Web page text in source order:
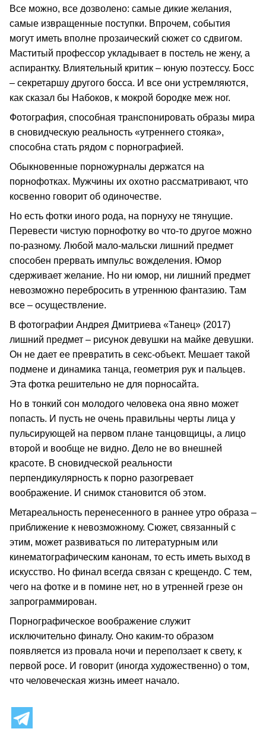
Все можно, все дозволено: самые дикие желания,
самые извращенные поступки. Впрочем, события
могут иметь вполне прозаический сюжет со сдвигом.
Маститый профессор укладывает в постель не жену, а
аспирантку. Влиятельный критик – юную поэтессу. Босс
– секретаршу другого босса. И все они устремляются,
как сказал бы Набоков, к мокрой бородке меж ног.
Фотография, способная транспонировать образы мира
в сновидческую реальность «утреннего стояка»,
способна стать рядом с порнографией.
Обыкновенные порножурналы держатся на
порнофотках. Мужчины их охотно рассматривают, что
косвенно говорит об одиночестве.
Но есть фотки иного рода, на порнуху не тянущие.
Перевести чистую порнофотку во что-то другое можно
по-разному. Любой мало-мальски лишний предмет
способен прервать импульс вожделения. Юмор
сдерживает желание. Но ни юмор, ни лишний предмет
невозможно перебросить в утреннюю фантазию. Там
все – осуществление.
В фотографии Андрея Дмитриева «Танец» (2017)
лишний предмет – рисунок девушки на майке девушки.
Он не дает ее превратить в секс-объект. Мешает такой
подмене и динамика танца, геометрия рук и пальцев.
Эта фотка решительно не для порносайта.
Но в тонкий сон молодого человека она явно может
попасть. И пусть не очень правильны черты лица у
пульсирующей на первом плане танцовщицы, а лицо
второй и вообще не видно. Дело не во внешней
красоте. В сновидческой реальности
перпендикулярность к порно разогревает
воображение. И снимок становится об этом.
Метареальность перенесенного в раннее утро образа –
приближение к невозможному. Сюжет, связанный с
этим, может развиваться по литературным или
кинематографическим канонам, то есть иметь выход в
искусство. Но финал всегда связан с крещендо. С тем,
чего на фотке и в помине нет, но в утренней грезе он
запрограммирован.
Порнографическое воображение служит
исключительно финалу. Оно каким-то образом
появляется из провала ночи и переползает к свету, к
первой росе. И говорит (иногда художественно) о том,
что человеческая жизнь имеет начало.